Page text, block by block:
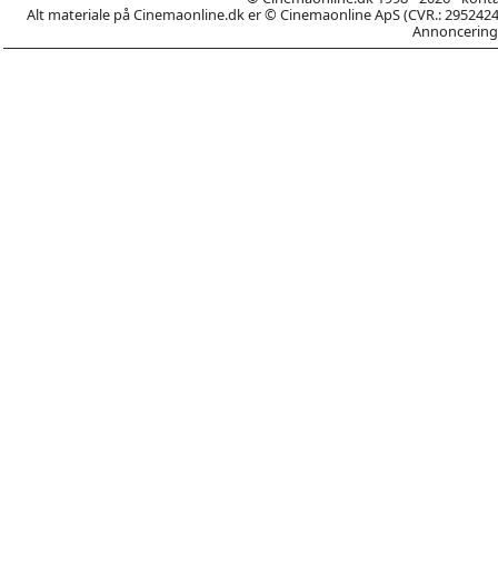
Alt materiale på Cinemaonline.dk er © Cinemaonline ApS (CVR.: